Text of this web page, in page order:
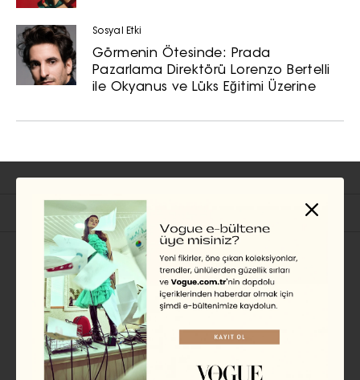
Sosyal Etki
Görmenin Ötesinde: Prada
Pazarlama Direktörü Lorenzo Bertelli
ile Okyanus ve Lüks Eğitimi Üzerine
İlgili Başlıklar
SOSYAL ETKI
#VOGUESosyalEtki: Bu Ay
Radarımıza Takılanlar
CAN REMZİ ERGEN